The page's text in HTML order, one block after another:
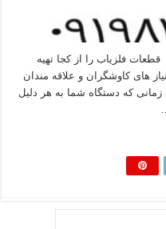
فلزیاب را از کجا تهیه
نیاز های کاوشگران و علاقه‌ مندان
که دستگاه شما به هر دلیل